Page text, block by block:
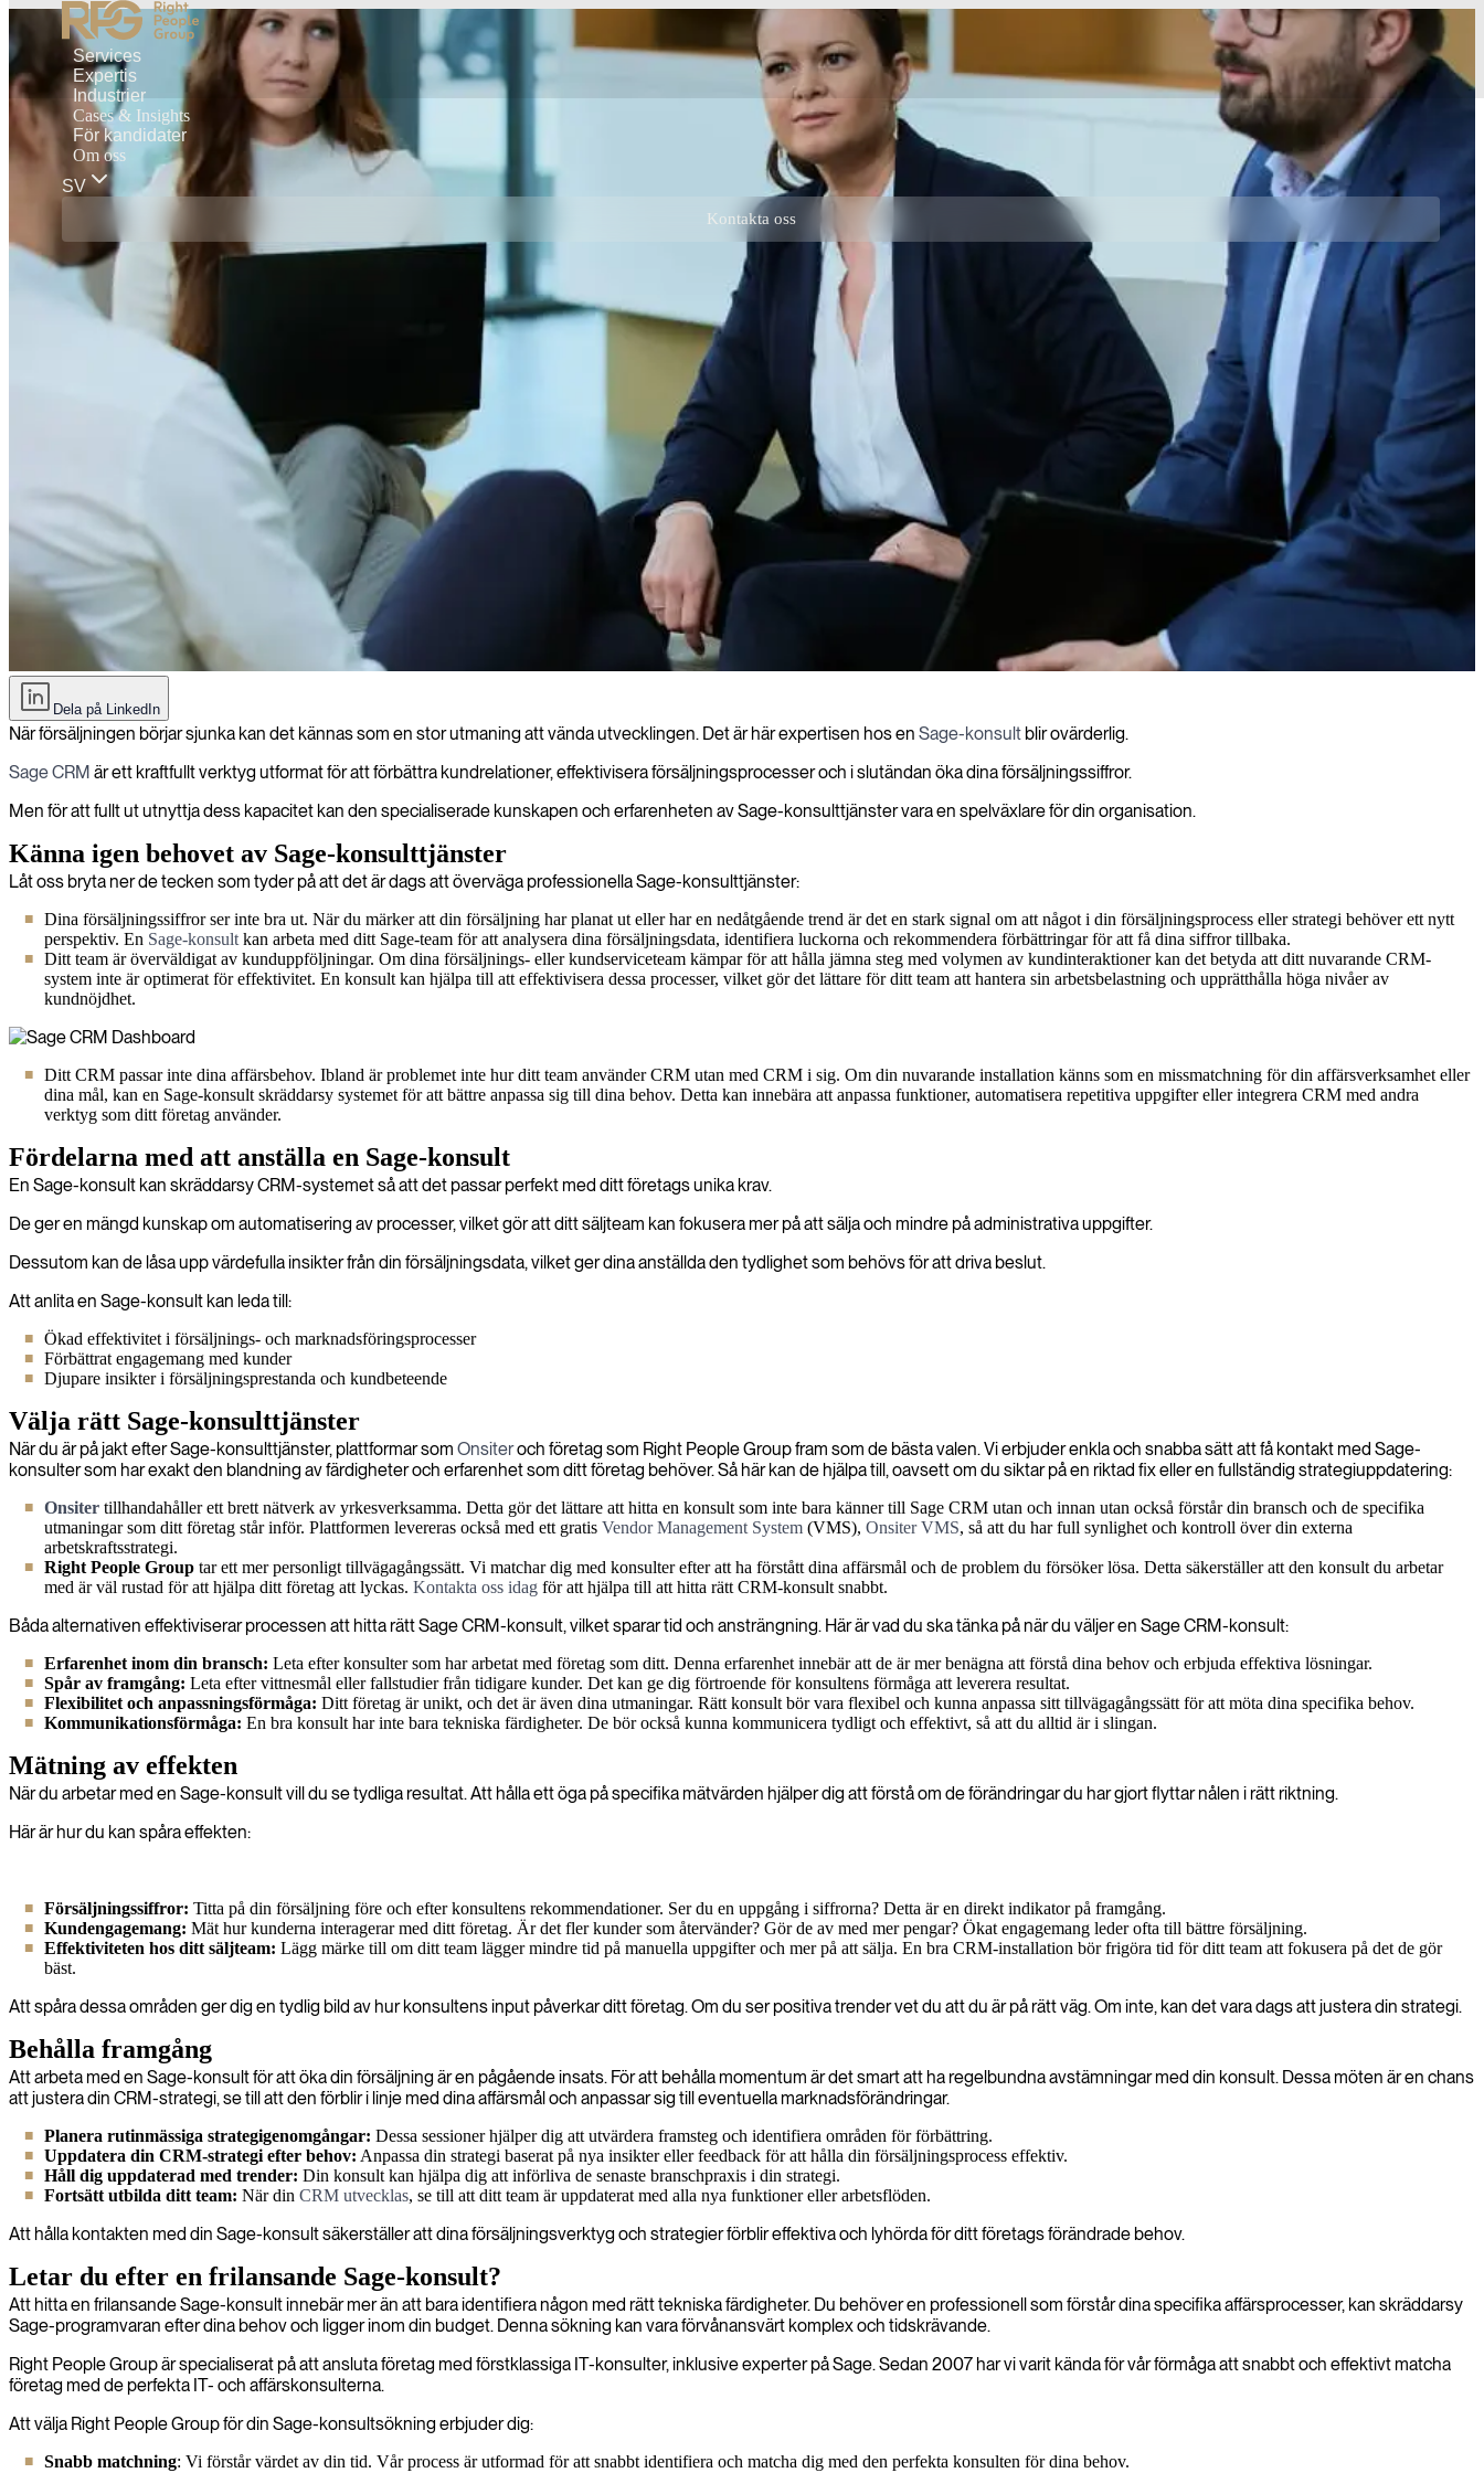
Services
Expertis
Industrier
Cases & Insights
För kandidater
Om oss
SV
Kontakta oss
Övervinna försäljningssvackor med Sage CRM-konsulter
Dela på LinkedIn
När försäljningen börjar sjunka kan det kännas som en stor utmaning att vända utvecklingen. Det är här expertisen hos en Sage-konsult blir ovärderlig.
Sage CRM är ett kraftfullt verktyg utformat för att förbättra kundrelationer, effektivisera försäljningsprocesser och i slutändan öka dina försäljningssiffror.
Men för att fullt ut utnyttja dess kapacitet kan den specialiserade kunskapen och erfarenheten av Sage-konsulttjänster vara en spelväxlare för din organisation.
Känna igen behovet av Sage-konsulttjänster
Låt oss bryta ner de tecken som tyder på att det är dags att överväga professionella Sage-konsulttjänster:
Dina försäljningssiffror ser inte bra ut. När du märker att din försäljning har planat ut eller har en nedåtgående trend är det en stark signal om att något i din försäljningsprocess eller strategi behöver ett nytt
perspektiv. En Sage-konsult kan arbeta med ditt Sage-team för att analysera dina försäljningsdata, identifiera luckorna och rekommendera förbättringar för att få dina siffror tillbaka.
Ditt team är överväldigat av kunduppföljningar. Om dina försäljnings- eller kundserviceteam kämpar för att hålla jämna steg med volymen av kundinteraktioner kan det betyda att ditt nuvarande CRM-
system inte är optimerat för effektivitet. En konsult kan hjälpa till att effektivisera dessa processer, vilket gör det lättare för ditt team att hantera sin arbetsbelastning och upprätthålla höga nivåer av
kundnöjdhet.
Ditt CRM passar inte dina affärsbehov. Ibland är problemet inte hur ditt team använder CRM utan med CRM i sig. Om din nuvarande installation känns som en missmatchning för din affärsverksamhet eller
dina mål, kan en Sage-konsult skräddarsy systemet för att bättre anpassa sig till dina behov. Detta kan innebära att anpassa funktioner, automatisera repetitiva uppgifter eller integrera CRM med andra
verktyg som ditt företag använder.
Fördelarna med att anställa en Sage-konsult
En Sage-konsult kan skräddarsy CRM-systemet så att det passar perfekt med ditt företags unika krav.
De ger en mängd kunskap om automatisering av processer, vilket gör att ditt säljteam kan fokusera mer på att sälja och mindre på administrativa uppgifter.
Dessutom kan de låsa upp värdefulla insikter från din försäljningsdata, vilket ger dina anställda den tydlighet som behövs för att driva beslut.
Att anlita en Sage-konsult kan leda till:
Ökad effektivitet i försäljnings- och marknadsföringsprocesser
Förbättrat engagemang med kunder
Djupare insikter i försäljningsprestanda och kundbeteende
Välja rätt Sage-konsulttjänster
När du är på jakt efter Sage-konsulttjänster, plattformar som Onsiteroch företag som Right People Group fram som de bästa valen. Vi erbjuder enkla och snabba sätt att få kontakt med Sage-
konsulter som har exakt den blandning av färdigheter och erfarenhet som ditt företag behöver. Så här kan de hjälpa till, oavsett om du siktar på en riktad fix eller en fullständig strategiuppdatering:
Onsiter tillhandahåller ett brett nätverk av yrkesverksamma. Detta gör det lättare att hitta en konsult som inte bara känner till Sage CRM utan och innan utan också förstår din bransch och de specifika
utmaningar som ditt företag står inför. Plattformen levereras också med ett gratis Vendor Management System (VMS), Onsiter VMS, så att du har full synlighet och kontroll över din externa
arbetskraftsstrategi.
Right People Group tar ett mer personligt tillvägagångssätt. Vi matchar dig med konsulter efter att ha förstått dina affärsmål och de problem du försöker lösa. Detta säkerställer att den konsult du arbetar
med är väl rustad för att hjälpa ditt företag att lyckas. Kontakta oss idag för att hjälpa till att hitta rätt CRM-konsult snabbt.
Båda alternativen effektiviserar processen att hitta rätt Sage CRM-konsult, vilket sparar tid och ansträngning. Här är vad du ska tänka på när du väljer en Sage CRM-konsult:
Erfarenhet inom din bransch: Leta efter konsulter som har arbetat med företag som ditt. Denna erfarenhet innebär att de är mer benägna att förstå dina behov och erbjuda effektiva lösningar.
Spår av framgång: Leta efter vittnesmål eller fallstudier från tidigare kunder. Det kan ge dig förtroende för konsultens förmåga att leverera resultat.
Flexibilitet och anpassningsförmåga: Ditt företag är unikt, och det är även dina utmaningar. Rätt konsult bör vara flexibel och kunna anpassa sitt tillvägagångssätt för att möta dina specifika behov.
Kommunikationsförmåga: En bra konsult har inte bara tekniska färdigheter. De bör också kunna kommunicera tydligt och effektivt, så att du alltid är i slingan.
Mätning av effekten
När du arbetar med en Sage-konsult vill du se tydliga resultat. Att hålla ett öga på specifika mätvärden hjälper dig att förstå om de förändringar du har gjort flyttar nålen i rätt riktning.
Här är hur du kan spåra effekten:
Försäljningssiffror: Titta på din försäljning före och efter konsultens rekommendationer. Ser du en uppgång i siffrorna? Detta är en direkt indikator på framgång.
Kundengagemang: Mät hur kunderna interagerar med ditt företag. Är det fler kunder som återvänder? Gör de av med mer pengar? Ökat engagemang leder ofta till bättre försäljning.
Effektiviteten hos ditt säljteam: Lägg märke till om ditt team lägger mindre tid på manuella uppgifter och mer på att sälja. En bra CRM-installation bör frigöra tid för ditt team att fokusera på det de gör
bäst.
Att spåra dessa områden ger dig en tydlig bild av hur konsultens input påverkar ditt företag. Om du ser positiva trender vet du att du är på rätt väg. Om inte, kan det vara dags att justera din strategi.
Behålla framgång
Att arbeta med en Sage-konsult för att öka din försäljning är en pågående insats. För att behålla momentum är det smart att ha regelbundna avstämningar med din konsult. Dessa möten är en chans
att justera din CRM-strategi, se till att den förblir i linje med dina affärsmål och anpassar sig till eventuella marknadsförändringar.
Planera rutinmässiga strategigenomgångar: Dessa sessioner hjälper dig att utvärdera framsteg och identifiera områden för förbättring.
Uppdatera din CRM-strategi efter behov: Anpassa din strategi baserat på nya insikter eller feedback för att hålla din försäljningsprocess effektiv.
Håll dig uppdaterad med trender: Din konsult kan hjälpa dig att införliva de senaste branschpraxis i din strategi.
Fortsätt utbilda ditt team: När din CRM utvecklas, se till att ditt team är uppdaterat med alla nya funktioner eller arbetsflöden.
Att hålla kontakten med din Sage-konsult säkerställer att dina försäljningsverktyg och strategier förblir effektiva och lyhörda för ditt företags förändrade behov.
Letar du efter en frilansande Sage-konsult?
Att hitta en frilansande Sage-konsult innebär mer än att bara identifiera någon med rätt tekniska färdigheter. Du behöver en professionell som förstår dina specifika affärsprocesser, kan skräddarsy
Sage-programvaran efter dina behov och ligger inom din budget. Denna sökning kan vara förvånansvärt komplex och tidskrävande.
Right People Group är specialiserat på att ansluta företag med förstklassiga IT-konsulter, inklusive experter på Sage. Sedan 2007 har vi varit kända för vår förmåga att snabbt och effektivt matcha
företag med de perfekta IT- och affärskonsulterna.
Att välja Right People Group för din Sage-konsultsökning erbjuder dig:
Snabb matchning: Vi förstår värdet av din tid. Vår process är utformad för att snabbt identifiera och matcha dig med den perfekta konsulten för dina behov.